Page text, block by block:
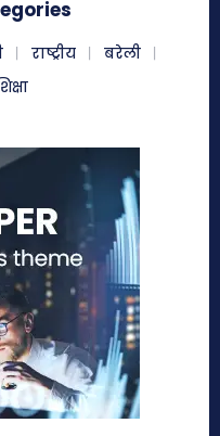
राष्ट्रीय
बरेली